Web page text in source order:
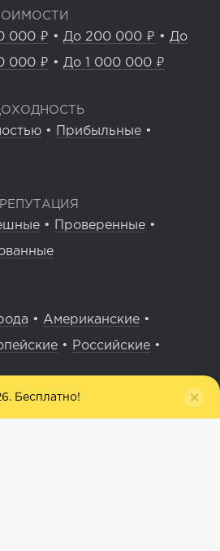
000 ₽ • До 200 000 ₽ • До
000 ₽ • До 1 000 000 ₽
• Прибыльные •
• Проверенные •
• Американские •
• Российские •
Бесплатно!